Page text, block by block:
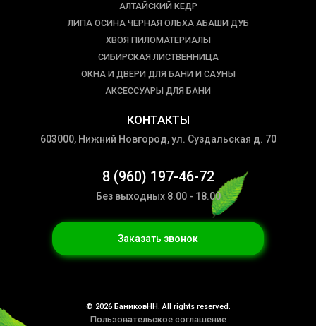
АЛТАЙСКИЙ КЕДР
ЛИПА ОСИНА ЧЕРНАЯ ОЛЬХА АБАШИ ДУБ
ХВОЯ ПИЛОМАТЕРИАЛЫ
СИБИРСКАЯ ЛИСТВЕННИЦА
ОКНА И ДВЕРИ ДЛЯ БАНИ И САУНЫ
АКСЕССУАРЫ ДЛЯ БАНИ
КОНТАКТЫ
603000, Нижний Новгород, ул. Суздальская д. 70
8 (960) 197-46-72
Без выходных 8.00 - 18.00
Заказать звонок
© 2026 БаниковНН. All rights reserved.
Пользовательское соглашение